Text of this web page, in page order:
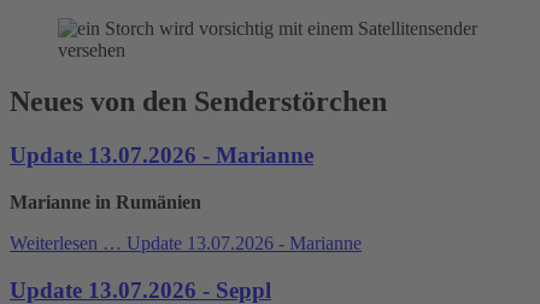
Neues von den Senderstörchen
Update 13.07.2026 - Marianne
Marianne in Rumänien
Weiterlesen … Update 13.07.2026 - Marianne
Update 13.07.2026 - Seppl